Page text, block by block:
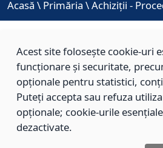
Acasă \ Primăria \Achiziții -
Achiziții -
Nu există achiziții pentru pagina
Acest site folosește cookie-uri
funcționare și securitate,
opționale pentru statistici,
Puteți accepta sau refuza
opționale; cookie-urile
dezactivate.